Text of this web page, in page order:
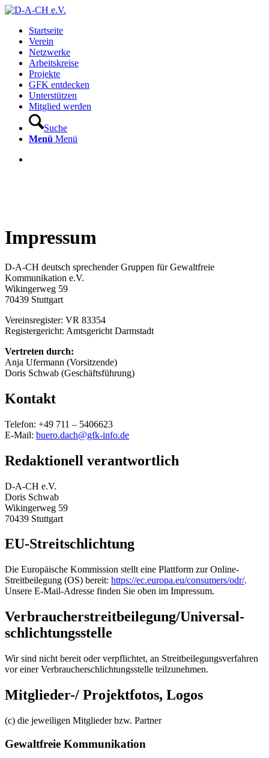
Startseite
Verein
Netzwerke
Arbeitskreise
Projekte
GFK entdecken
Unterstützen
Mitglied werden
Suche
Menü Menü
Impressum
D-A-CH deutsch sprechender Gruppen für Gewaltfreie
Kommunikation e.V.
Wikingerweg 59
70439 Stuttgart
Vereinsregister: VR 83354
Registergericht: Amtsgericht Darmstadt
Vertreten durch:
Anja Ufermann (Vorsitzende)
Doris Schwab (Geschäftsführung)
Kontakt
Telefon: +49 711 – 5406623
E-Mail: buero.dach@gfk-info.de
Redaktionell verantwortlich
D-A-CH e.V.
Doris Schwab
Wikingerweg 59
70439 Stuttgart
EU-Streitschlichtung
Die Europäische Kommission stellt eine Plattform zur Online-
Streitbeilegung (OS) bereit: https://ec.europa.eu/consumers/odr/.
Unsere E-Mail-Adresse finden Sie oben im Impressum.
Verbraucher­streit­beilegung/Universal­
schlichtungs­stelle
Wir sind nicht bereit oder verpflichtet, an Streitbeilegungsverfahren
vor einer Verbraucherschlichtungsstelle teilzunehmen.
Mitglieder-/ Projektfotos, Logos
(c) die jeweiligen Mitglieder bzw. Partner
Gewaltfreie Kommunikation